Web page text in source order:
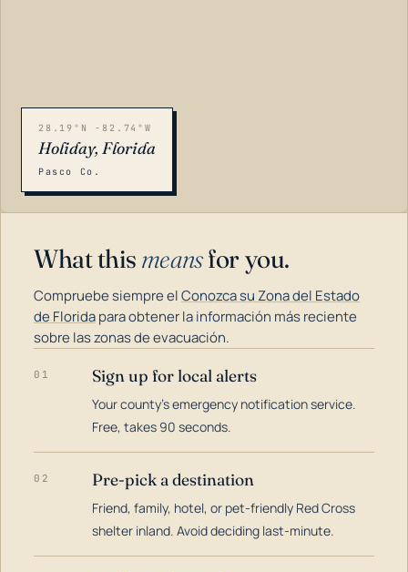
28.19°N -82.74°W
Holiday, Florida
Pasco Co.
What this meansfor you.
Compruebe siempre elConozca su Zona del Estado
de Floridapara obtener la información más reciente
sobre las zonas de evacuación.
01 Sign up for local alerts
Your county's emergency notification service.
Free, takes 90 seconds.
02 Pre-pick a destination
Friend, family, hotel, or pet-friendly Red Cross
shelter inland. Avoid deciding last-minute.